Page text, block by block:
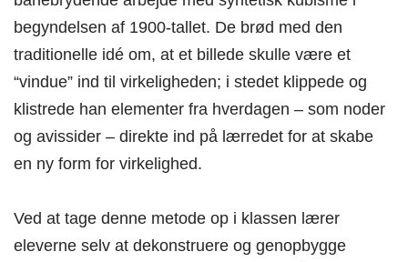
begyndelsen af 1900-tallet. De brød med den
traditionelle idé om, at et billede skulle være et
“vindue” ind til virkeligheden; i stedet klippede og
klistrede han elementer fra hverdagen – som noder
og avissider – direkte ind på lærredet for at skabe
en ny form for virkelighed.
Ved at tage denne metode op i klassen lærer
eleverne selv at dekonstruere og genopbygge